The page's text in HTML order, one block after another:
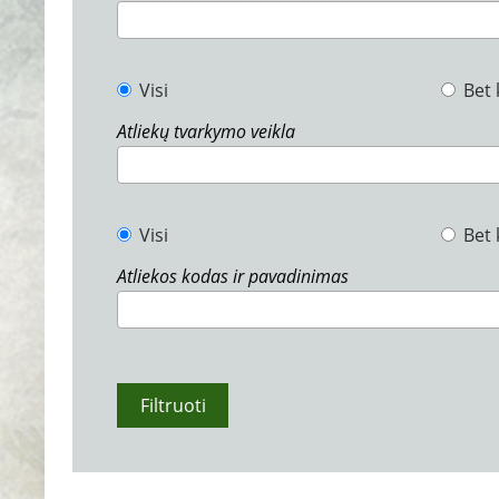
Visi
Bet
Atliekų tvarkymo veikla
Visi
Bet
Atliekos kodas ir pavadinimas
Filtruoti